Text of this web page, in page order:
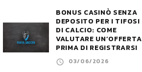
BONUS CASINÒ SENZA
DEPOSITO PER I TIFOSI
DI CALCIO: COME
VALUTARE UN’OFFERTA
PRIMA DI REGISTRARSI
03/06/2026